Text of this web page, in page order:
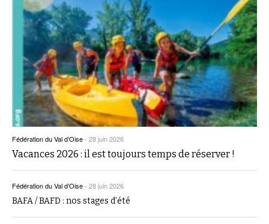
Fédération du Val d’Oise- 28 juin 2026
Vacances 2026 : il est toujours temps de réserver !
Fédération du Val d’Oise- 28 juin 2026
BAFA / BAFD : nos stages d’été